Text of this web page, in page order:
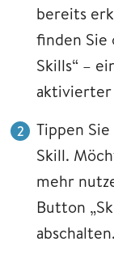
bereits
finden Sie
Skills“ –
Tippen
Skill.
mehr
Button
abschalten.